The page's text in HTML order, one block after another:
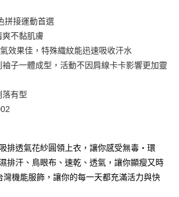
含以上)免運費
拼接運動首選
爽不黏肌膚
效果佳，特殊織紋能迅速吸收汗水
子一體成型，活動不因肩線卡卡影響更加靈
落有型
排透氣花紗圓領上衣，讓你感受無毒‧環
排汗、鳥眼布、速乾、透氣，讓你顯瘦又時
灣機能服飾，讓你的每一天都充滿活力與快